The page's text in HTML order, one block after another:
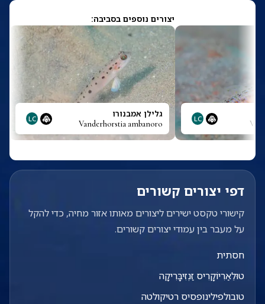
יצורים נוספים בסביבה:
LC גלילן אמבנורו
Vanderhorstia ambanoro
LC
דפי יצורים קשורים
קישורי טקסט ישירים ליצורים מאותו אזור מחיה, כדי להקל
על מעבר בין עמודי יצורים קשורים.
חסתית
טוּלֵאַרִיוֹקָרִיס זַנְזִיבָּרִיקָה
טובולפילינופסיס רטיקולטה